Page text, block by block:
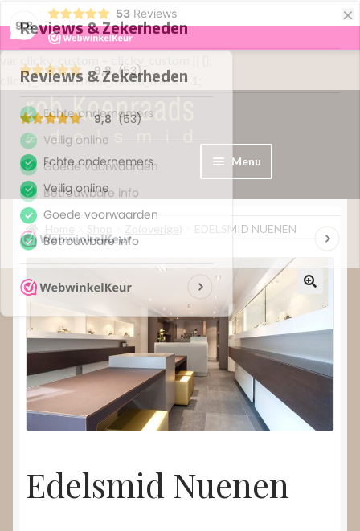
9,8
53 Reviews ×
var clicky_custom = clicky_custom || {};
clicky_custom.html_media_track = 1;
Menu
Home
WebShop
Over
Contact
Nieuws
Video’s
Submenu
uitvouwen
Home Shop Zo(overige) EDELSMID NUENEN
Edelsmid Nuenen